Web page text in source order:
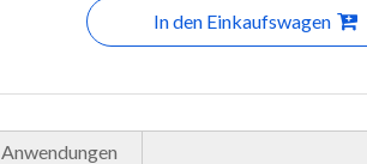
In den Einkaufswagen
Anwendungen